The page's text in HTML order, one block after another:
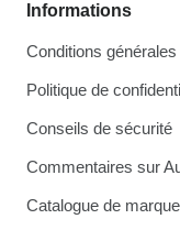
Informations
Conditions
Politique de
Conseils de sécurité
Commentaires sur
Catalogue de